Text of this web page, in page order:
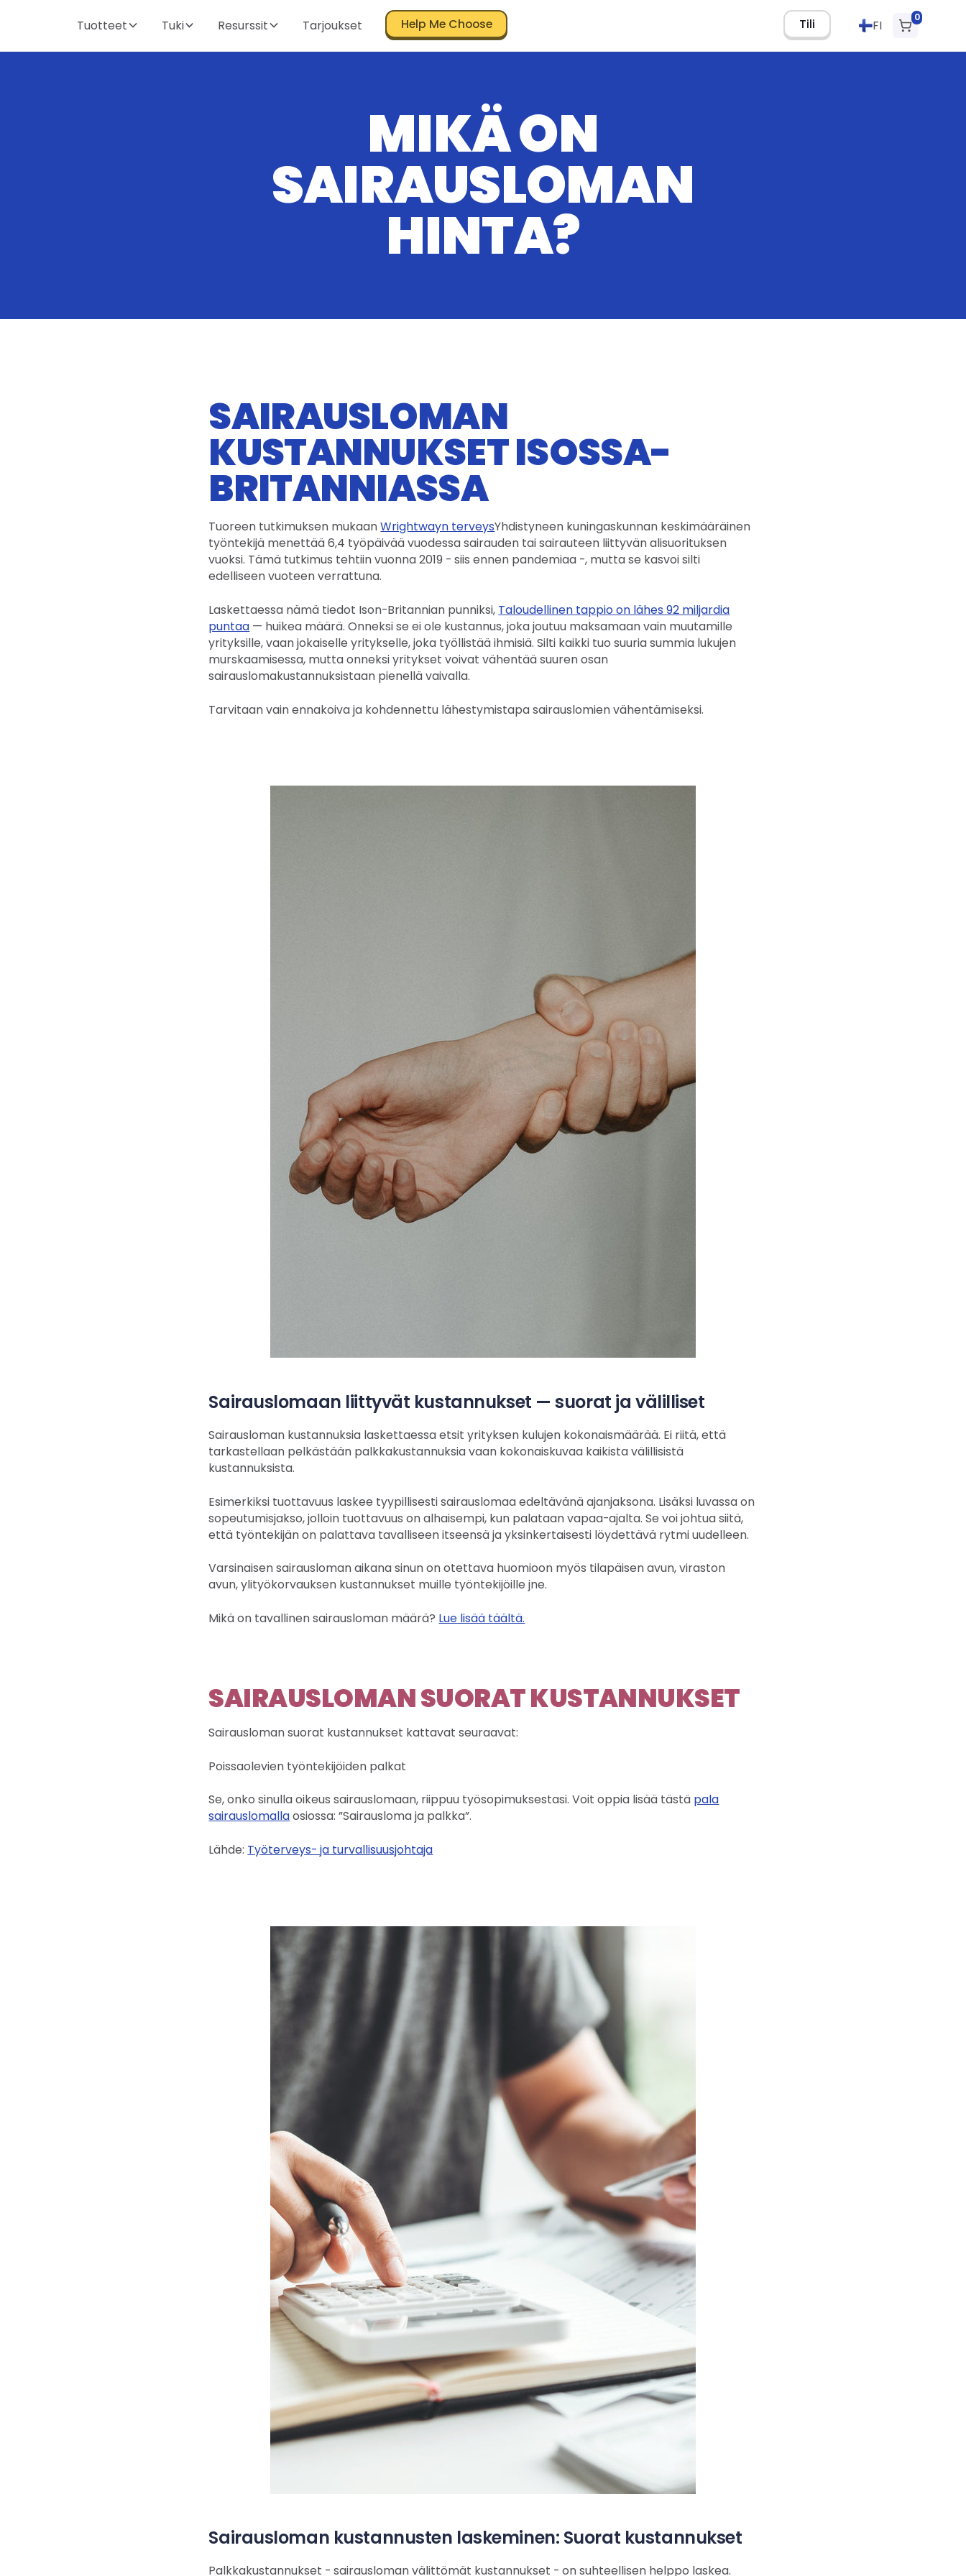
Tuotteet Tuki Resurssit Tarjoukset Help Me Choose Tili FI
0
MIKÄ ON
SAIRAUSLOMAN
HINTA?
SAIRAUSLOMAN
KUSTANNUKSET ISOSSA-
BRITANNIASSA
Tuoreen tutkimuksen mukaanWrightwayn terveysYhdistyneen kuningaskunnan keskimääräinen
työntekijä menettää 6,4 työpäivää vuodessa sairauden tai sairauteen liittyvän alisuorituksen
vuoksi. Tämä tutkimus tehtiin vuonna 2019 - siis ennen pandemiaa -, mutta se kasvoi silti
edelliseen vuoteen verrattuna.
Laskettaessa nämä tiedot Ison-Britannian punniksi, Taloudellinen tappio on lähes 92 miljardia
puntaa — huikea määrä. Onneksi se ei ole kustannus, joka joutuu maksamaan vain muutamille
yrityksille, vaan jokaiselle yritykselle, joka työllistää ihmisiä. Silti kaikki tuo suuria summia lukujen
murskaamisessa, mutta onneksi yritykset voivat vähentää suuren osan
sairauslomakustannuksistaan pienellä vaivalla.
Tarvitaan vain ennakoiva ja kohdennettu lähestymistapa sairauslomien vähentämiseksi.
Sairauslomaan liittyvät kustannukset — suorat ja välilliset
Sairausloman kustannuksia laskettaessa etsit yrityksen kulujen kokonaismäärää. Ei riitä, että
tarkastellaan pelkästään palkkakustannuksia vaan kokonaiskuvaa kaikista välillisistä
kustannuksista.
Esimerkiksi tuottavuus laskee tyypillisesti sairauslomaa edeltävänä ajanjaksona. Lisäksi luvassa on
sopeutumisjakso, jolloin tuottavuus on alhaisempi, kun palataan vapaa-ajalta. Se voi johtua siitä,
että työntekijän on palattava tavalliseen itseensä ja yksinkertaisesti löydettävä rytmi uudelleen.
Varsinaisen sairausloman aikana sinun on otettava huomioon myös tilapäisen avun, viraston
avun, ylityökorvauksen kustannukset muille työntekijöille jne.
Mikä on tavallinen sairausloman määrä? Lue lisää täältä.
SAIRAUSLOMAN SUORAT KUSTANNUKSET
Sairausloman suorat kustannukset kattavat seuraavat:
Poissaolevien työntekijöiden palkat
Se, onko sinulla oikeus sairauslomaan, riippuu työsopimuksestasi. Voit oppia lisää tästä pala
sairauslomallaosiossa: ”Sairausloma ja palkka”.
Lähde: Työterveys- ja turvallisuusjohtaja
Sairausloman kustannusten laskeminen: Suorat kustannukset
Palkkakustannukset - sairausloman välittömät kustannukset - on suhteellisen helppo laskea.